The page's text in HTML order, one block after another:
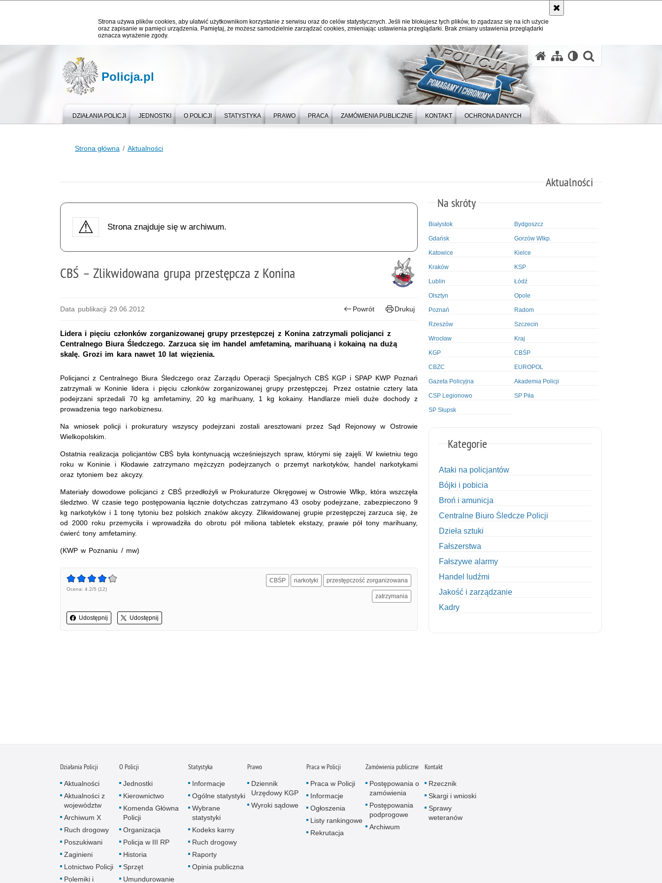
Strona używa plików cookies, aby ułatwić użytkownikom korzystanie z serwisu oraz do celów statystycznych. Jeśli nie blokujesz tych plików, to zgadzasz się na ich użycie
oraz zapisanie w pamięci urządzenia. Pamiętaj, że możesz samodzielnie zarządzać cookies, zmieniając ustawienia przeglądarki. Brak zmiany ustawienia przeglądarki
oznacza wyrażenie zgody.
Policja.pl
DZIAŁANIA POLICJI JEDNOSTKI O POLICJI STATYSTYKA PRAWO PRACA ZAMÓWIENIA PUBLICZNE KONTAKT OCHRONA DANYCH
Strona główna Aktualności
Aktualności
Strona znajduje się w archiwum.
CBŚ – Zlikwidowana grupa przestępcza z Konina
Data publikacji 29.06.2012 Powrót Drukuj
Lidera i pięciu członków zorganizowanej grupy przestępczej z Konina zatrzymali policjanci z
Centralnego Biura Śledczego. Zarzuca się im handel amfetaminą, marihuaną i kokainą na dużą
skalę. Grozi im kara nawet 10 lat więzienia.
Policjanci z Centralnego Biura Śledczego oraz Zarządu Operacji Specjalnych CBŚ KGP i SPAP KWP Poznań
zatrzymali w Koninie lidera i pięciu członków zorganizowanej grupy przestępczej. Przez ostatnie cztery lata
podejrzani sprzedali 70 kg amfetaminy, 20 kg marihuany, 1 kg kokainy. Handlarze mieli duże dochody z
prowadzenia tego narkobiznesu.
Na wniosek policji i prokuratury wszyscy podejrzani zostali aresztowani przez Sąd Rejonowy w Ostrowie
Wielkopolskim.
Ostatnia realizacja policjantów CBŚ była kontynuacją wcześniejszych spraw, którymi się zajęli. W kwietniu tego
roku w Koninie i Kłodawie zatrzymano mężczyzn podejrzanych o przemyt narkotyków, handel narkotykami
oraz tytoniem bez akcyzy.
Materiały dowodowe policjanci z CBŚ przedłożyli w Prokuraturze Okręgowej w Ostrowie Wlkp, która wszczęła
śledztwo. W czasie tego postępowania łącznie dotychczas zatrzymano 43 osoby podejrzane, zabezpieczono 9
kg narkotyków i 1 tonę tytoniu bez polskich znaków akcyzy. Zlikwidowanej grupie przestępczej zarzuca się, że
od 2000 roku przemyciła i wprowadziła do obrotu pół miliona tabletek ekstazy, prawie pół tony marihuany,
ćwierć tony amfetaminy.
(KWP w Poznaniu / mw)
Ocena: 4.2/5 (12)
Udostępnij Udostępnij
CBŚP narkotyki przestępczość zorganizowana
zatrzymania
Na skróty
Białystok Bydgoszcz
Gdańsk Gorzów Wlkp.
Katowice Kielce
Kraków KSP
Lublin Łódź
Olsztyn Opole
Poznań Radom
Rzeszów Szczecin
Wrocław Kraj
KGP CBŚP
CBZC EUROPOL
Gazeta Policyjna Akademia Policji
CSP Legionowo SP Piła
SP Słupsk
Kategorie
Ataki na policjantów
Bójki i pobicia
Broń i amunicja
Centralne Biuro Śledcze Policji
Dzieła sztuki
Fałszerstwa
Fałszywe alarmy
Handel ludźmi
Jakość i zarządzanie
Kadry
Nietrzeźwi kierujący
Nietrzeźwi opiekunowie
Działania Policji
Aktualności
Aktualności z
województw
Archiwum X
Ruch drogowy
Poszukiwani
Zaginieni
Lotnictwo Policji
Polemiki i
O Policji
Jednostki
Kierownictwo
Komenda Główna
Policji
Organizacja
Policja w III RP
Historia
Sprzęt
Umundurowanie
Statystyka
Informacje
Ogólne statystyki
Wybrane
statystyki
Kodeks karny
Ruch drogowy
Raporty
Opinia publiczna
Prawo
Dziennik
Urzędowy KGP
Wyroki sądowe
Praca w Policji
Praca w Policji
Informacje
Ogłoszenia
Listy rankingowe
Rekrutacja
Zamówienia publiczne
Postępowania o
zamówienia
Postępowania
podprogowe
Archiwum
Kontakt
Rzecznik
Skargi i wnioski
Sprawy
weteranów